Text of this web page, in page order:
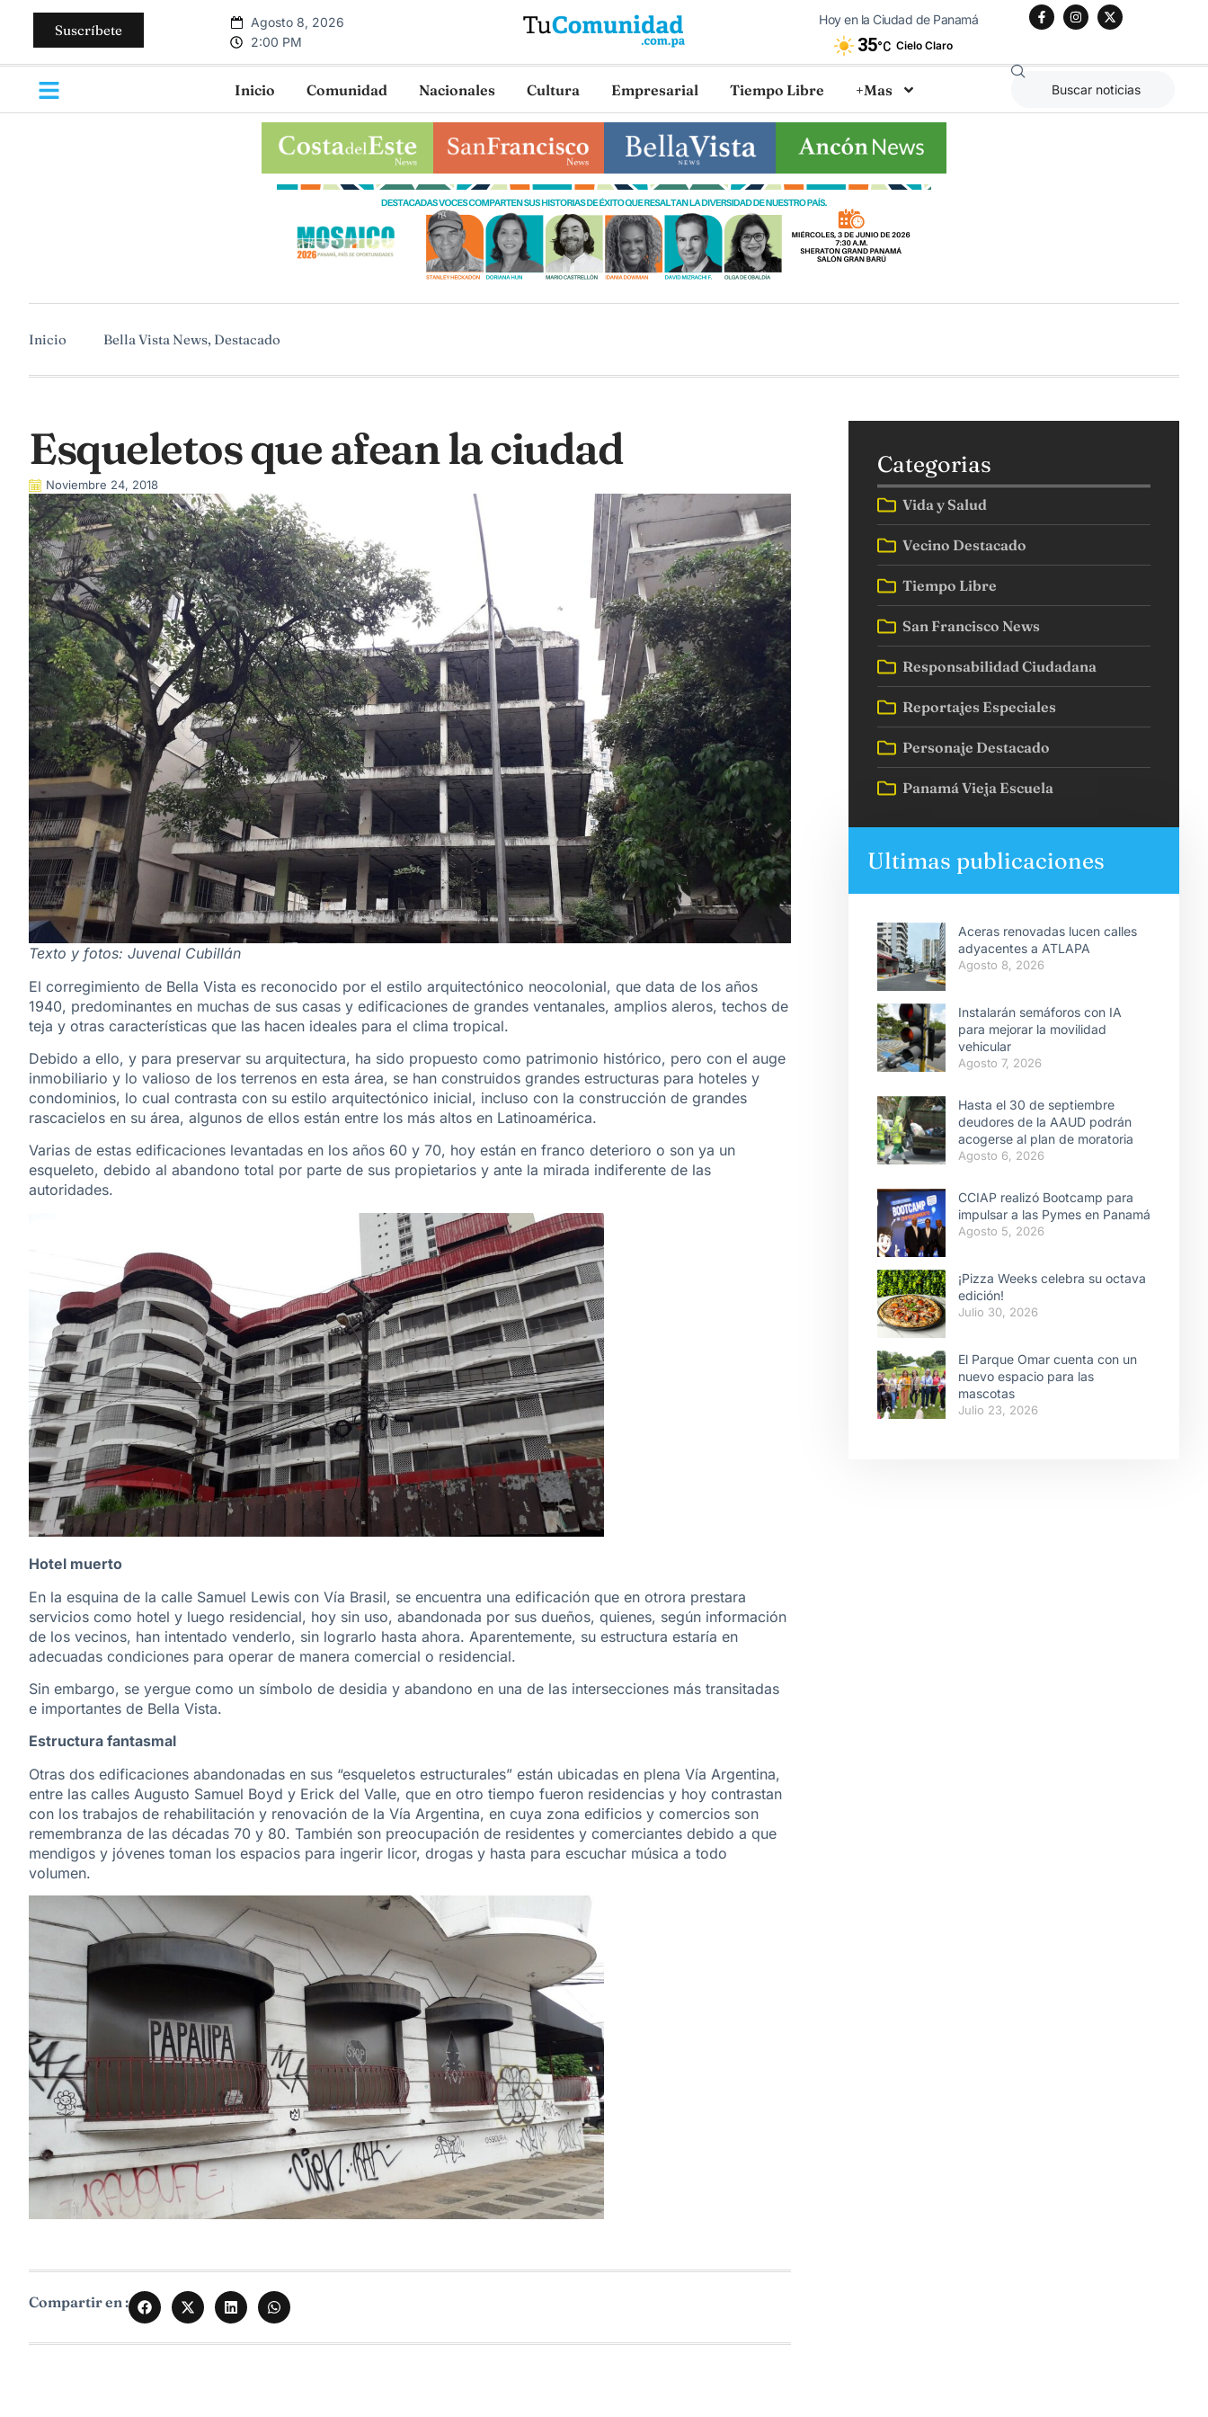
Suscríbete
Agosto 8, 2026
2:00 PM
Hoy en la Ciudad de Panamá
35°C Cielo Claro
Inicio Comunidad Nacionales Cultura Empresarial Tiempo Libre +Mas
Inicio Bella Vista News, Destacado
Esqueletos que afean la ciudad
Noviembre 24, 2018
Texto y fotos: Juvenal Cubillán
El corregimiento de Bella Vista es reconocido por el estilo arquitectónico neocolonial, que data de los años
1940, predominantes en muchas de sus casas y edificaciones de grandes ventanales, amplios aleros, techos de
teja y otras características que las hacen ideales para el clima tropical.
Debido a ello, y para preservar su arquitectura, ha sido propuesto como patrimonio histórico, pero con el auge
inmobiliario y lo valioso de los terrenos en esta área, se han construidos grandes estructuras para hoteles y
condominios, lo cual contrasta con su estilo arquitectónico inicial, incluso con la construcción de grandes
rascacielos en su área, algunos de ellos están entre los más altos en Latinoamérica.
Varias de estas edificaciones levantadas en los años 60 y 70, hoy están en franco deterioro o son ya un
esqueleto, debido al abandono total por parte de sus propietarios y ante la mirada indiferente de las
autoridades.
Hotel muerto
En la esquina de la calle Samuel Lewis con Vía Brasil, se encuentra una edificación que en otrora prestara
servicios como hotel y luego residencial, hoy sin uso, abandonada por sus dueños, quienes, según información
de los vecinos, han intentado venderlo, sin lograrlo hasta ahora. Aparentemente, su estructura estaría en
adecuadas condiciones para operar de manera comercial o residencial.
Sin embargo, se yergue como un símbolo de desidia y abandono en una de las intersecciones más transitadas
e importantes de Bella Vista.
Estructura fantasmal
Otras dos edificaciones abandonadas en sus “esqueletos estructurales” están ubicadas en plena Vía Argentina,
entre las calles Augusto Samuel Boyd y Erick del Valle, que en otro tiempo fueron residencias y hoy contrastan
con los trabajos de rehabilitación y renovación de la Vía Argentina, en cuya zona edificios y comercios son
remembranza de las décadas 70 y 80. También son preocupación de residentes y comerciantes debido a que
mendigos y jóvenes toman los espacios para ingerir licor, drogas y hasta para escuchar música a todo
volumen.
Compartir en :
Categorias
Vida y Salud
Vecino Destacado
Tiempo Libre
San Francisco News
Responsabilidad Ciudadana
Reportajes Especiales
Personaje Destacado
Panamá Vieja Escuela
Ultimas publicaciones
Aceras renovadas lucen calles
adyacentes a ATLAPA
Agosto 8, 2026
Instalarán semáforos con IA
para mejorar la movilidad
vehicular
Agosto 7, 2026
Hasta el 30 de septiembre
deudores de la AAUD podrán
acogerse al plan de moratoria
Agosto 6, 2026
CCIAP realizó Bootcamp para
impulsar a las Pymes en Panamá
Agosto 5, 2026
¡Pizza Weeks celebra su octava
edición!
Julio 30, 2026
El Parque Omar cuenta con un
nuevo espacio para las
mascotas
Julio 23, 2026